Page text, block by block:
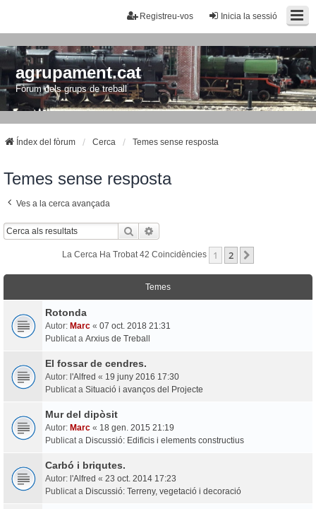
Inicia la sessió
Registreu-vos
agrupament.cat
Fòrum dels grups de treball
Índex del fòrum Cerca Temes sense resposta
Temes sense resposta
Ves a la cerca avançada
Cerca
La Cerca Ha Trobat 42 Coincidències 1 2
Temes
Rotonda
Autor: Marc « 07 oct. 2018 21:31
Publicat a Arxius de Treball
El fossar de cendres.
Autor: l'Alfred « 19 juny 2016 17:30
Publicat a Situació i avanços del Projecte
Mur del dipòsit
Autor: Marc « 18 gen. 2015 21:19
Publicat a Discussió: Edificis i elements constructius
Carbó i briqutes.
Autor: l'Alfred « 23 oct. 2014 17:23
Publicat a Discussió: Terreny, vegetació i decoració